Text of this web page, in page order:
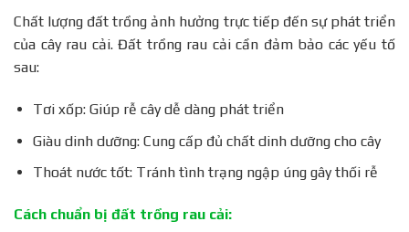
Chất lượng đất trồng ảnh hưởng trực tiếp đến sự phát triển
của cây rau cải. Đất trồng rau cải cần đảm bảo các yếu tố
sau:
Tơi xốp: Giúp rễ cây dễ dàng phát triển
Giàu dinh dưỡng: Cung cấp đủ chất dinh dưỡng cho cây
Thoát nước tốt: Tránh tình trạng ngập úng gây thối rễ
Cách chuẩn bị đất trồng rau cải: